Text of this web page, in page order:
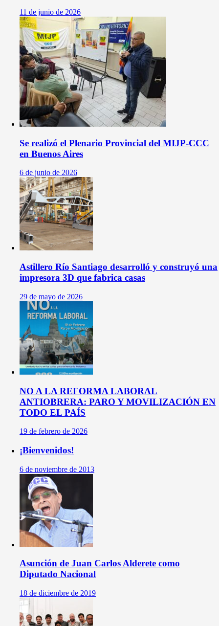
11 de junio de 2026
Se realizó el Plenario Provincial del MIJP-CCC
en Buenos Aires
6 de junio de 2026
Astillero Río Santiago desarrolló y construyó una
impresora 3D que fabrica casas
29 de mayo de 2026
NO A LA REFORMA LABORAL
ANTIOBRERA: PARO Y MOVILIZACIÓN EN
TODO EL PAÍS
19 de febrero de 2026
¡Bienvenidos!
6 de noviembre de 2013
Asunción de Juan Carlos Alderete como
Diputado Nacional
18 de diciembre de 2019